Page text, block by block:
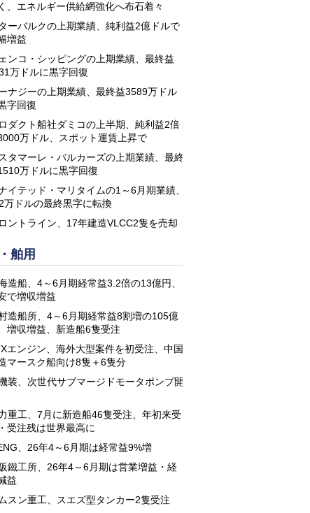
、エネルギー供給網強化へ布石着々
ーバルクの上期業績、純利益2億ドルで
増益
ンコ・シッピングの上期業績、最終益
万ドルに黒字回復
ナジーの上期業績、最終益3589万ドル
字回復
ダクト船社ダミコの上半期、純利益2倍
万ドル、スポット運賃上昇で
タマーレ・バルカーズの上期業績、最終
万ドルに黒字回復
イテッド・マリタイムの1～6月期業績、
万ドルの最終黒字に転換
ントライン、17年建造VLCC2隻を売却
舶用
造船、4～6月期経常益3.2倍の13億円、
で増収増益
造船所、4～6月期経常益8割増の105億
増収増益、新造船6隻受注
エンジン、海外大型案件を初受注、中国
マースク船向け8隻＋6隻分
装、次世代サブマージドモータポンプ開
重工、7月に新造船46隻受注、年初来受
受注残は世界最高に
、26年4～6月期は経常益9%増
鐵工所、26年4～6月期は営業増益・経
益
スン重工、スエズ型タンカー2隻受注